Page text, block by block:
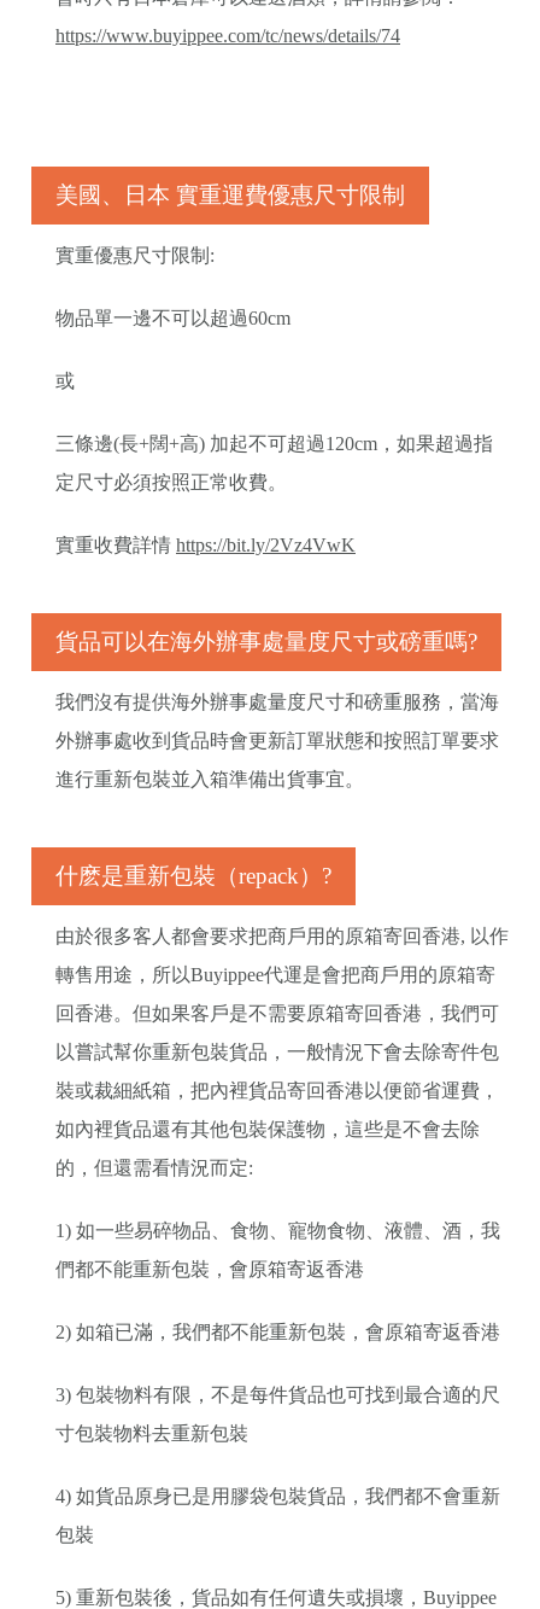
https://www.buyippee.com/tc/news/details/74
美國、日本 實重運費優惠尺寸限制
實重優惠尺寸限制:
物品單一邊不可以超過60cm
或
三條邊(長+闊+高) 加起不可超過120cm，如果超過指
定尺寸必須按照正常收費。
實重收費詳情 https://bit.ly/2Vz4VwK
貨品可以在海外辦事處量度尺寸或磅重嗎?
我們沒有提供海外辦事處量度尺寸和磅重服務，當海
外辦事處收到貨品時會更新訂單狀態和按照訂單要求
進行重新包裝並入箱準備出貨事宜。
什麽是重新包裝（repack）?
由於很多客人都會要求把商戶用的原箱寄回香港, 以作
轉售用途，所以Buyippee代運是會把商戶用的原箱寄
回香港。但如果客戶是不需要原箱寄回香港，我們可
以嘗試幫你重新包裝貨品，一般情況下會去除寄件包
裝或裁細紙箱，把內裡貨品寄回香港以便節省運費，
如內裡貨品還有其他包裝保護物，這些是不會去除
的，但還需看情況而定:
1) 如一些易碎物品、食物、寵物食物、液體、酒，我
們都不能重新包裝，會原箱寄返香港
2) 如箱已滿，我們都不能重新包裝，會原箱寄返香港
3) 包裝物料有限，不是每件貨品也可找到最合適的尺
寸包裝物料去重新包裝
4) 如貨品原身已是用膠袋包裝貨品，我們都不會重新
包裝
5) 重新包裝後，貨品如有任何遺失或損壞，Buyippee